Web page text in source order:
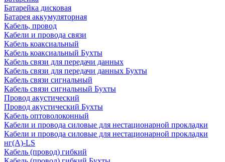
Батарейка дисковая
Батарея аккумуляторная
Кабель, провод
Кабели и провода связи
Кабель коаксиальный
Кабель коаксиальный Бухты
Кабель связи для передачи данных
Кабель связи для передачи данных Бухты
Кабель связи сигнальный
Кабель связи сигнальный Бухты
Провод акустический
Провод акустический Бухты
Кабель оптоволоконный
Кабели и провода силовые для нестационарной прокладки
Кабели и провода силовые для нестационарной прокладки
нг(А)-LS
Кабель (провод) гибкий